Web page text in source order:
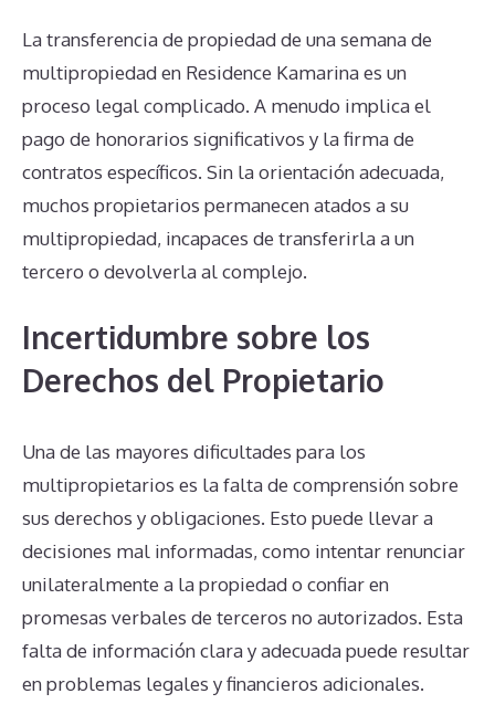
La transferencia de propiedad de una semana de
multipropiedad en Residence Kamarina es un
proceso legal complicado. A menudo implica el
pago de honorarios significativos y la firma de
contratos específicos. Sin la orientación adecuada,
muchos propietarios permanecen atados a su
multipropiedad, incapaces de transferirla a un
tercero o devolverla al complejo.
Incertidumbre sobre los
Derechos del Propietario
Una de las mayores dificultades para los
multipropietarios es la falta de comprensión sobre
sus derechos y obligaciones. Esto puede llevar a
decisiones mal informadas, como intentar renunciar
unilateralmente a la propiedad o confiar en
promesas verbales de terceros no autorizados. Esta
falta de información clara y adecuada puede resultar
en problemas legales y financieros adicionales.